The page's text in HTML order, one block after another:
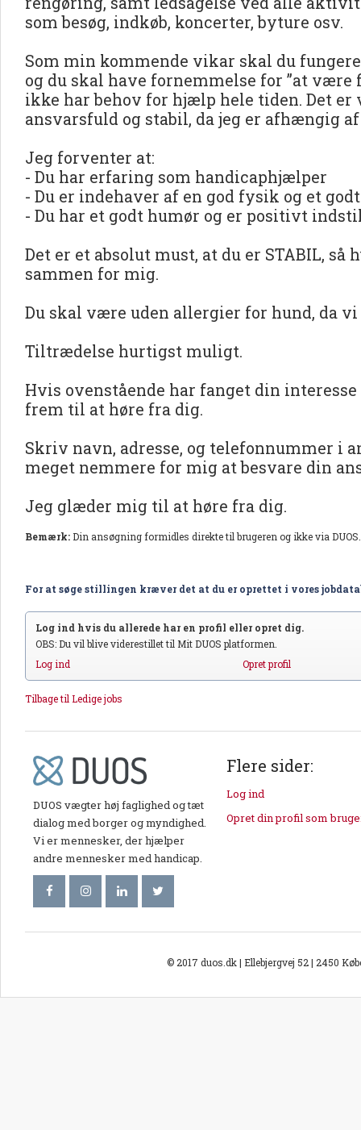
som besøg, indkøb, koncerter, byture osv.
Som min kommende vikar skal du fungere
og du skal have fornemmelse for ”at være
ikke har behov for hjælp hele tiden. Det er
ansvarsfuld og stabil, da jeg er afhængig
Jeg forventer at:
- Du har erfaring som handicaphjælper
- Du er indehaver af en god fysik og et
- Du har et godt humør og er positivt
Det er et absolut must, at du er STABIL, så
sammen for mig.
Du skal være uden allergier for hund, da vi
Tiltrædelse hurtigst muligt.
Hvis ovenstående har fanget din
frem til at høre fra dig.
Skriv navn, adresse, og telefonnummer i
meget nemmere for mig at besvare din
Jeg glæder mig til at høre fra dig.
Bemærk:Din ansøgning formidles direkte til brugeren og ikke via DUOS.
For at søge stillingen kræver det at du er oprettet i vores
Log ind hvis du allerede har en profil eller opret dig.
OBS: Du vil blive viderestillet til Mit DUOS platformen.
Log ind
Opret profil
Tilbage til Ledige jobs
DUOS vægter høj faglighed og tæt
dialog med borger og myndighed.
Vi er mennesker, der hjælper
andre mennesker med handicap.
Flere sider:
Log ind
Opret din profil som
© 2017 duos.dk | Ellebjergvej 52 | 2450